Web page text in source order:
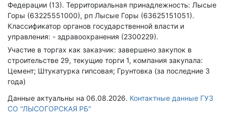
Федерации (13). Территориальная принадлежность: Лысые
Горы (63225551000), рп Лысые Горы (63625151051).
Классификатор органов государственной власти и
управления: - здравоохранения (2300229).
Участие в торгах как заказчик: завершено закупок в
строительстве 29, текущие торги 1, компания закупала:
Цемент; Штукатурка гипсовая; Грунтовка (за последние 3
года)
Данные актуальны на 06.08.2026. Контактные данные ГУЗ
СО "ЛЫСОГОРСКАЯ РБ"